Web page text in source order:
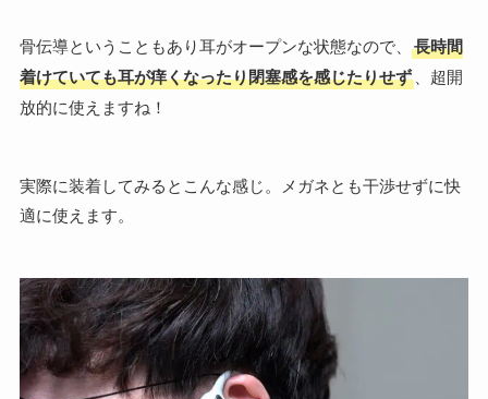
骨伝導ということもあり耳がオープンな状態なので、 長時間
着けていても耳が痒くなったり閉塞感を感じたりせず、超開
放的に使えますね！
実際に装着してみるとこんな感じ。メガネとも干渉せずに快
適に使えます。